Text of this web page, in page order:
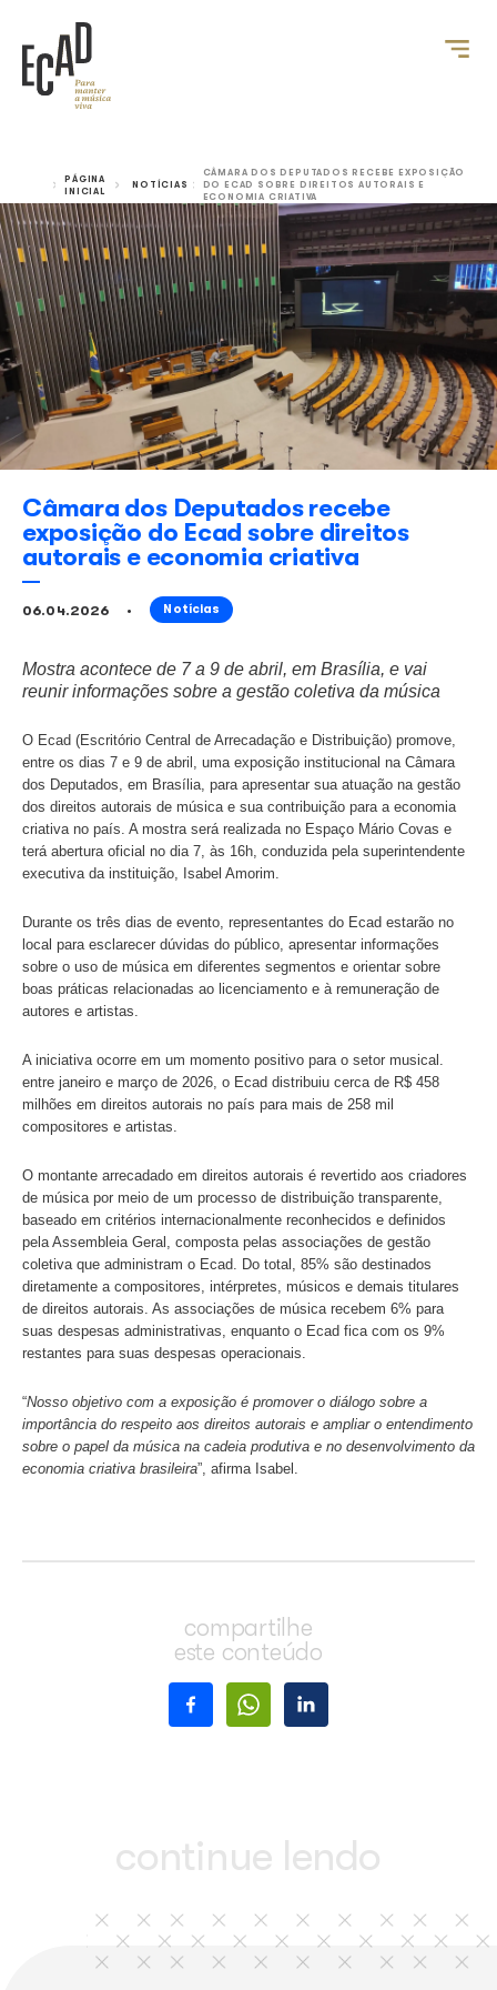
PÁGINA
INICIAL
NOTÍCIAS
CÂMARA DOS DEPUTADOS
DO ECAD SOBRE DIREITOS
ECONOMIA CRIATIVA
exposição do Ecad sobre
autorais e economia criativa
06.04.2026 Notícias
Mostra acontece de 7 a 9 de abril, em Brasília,
reunir informações sobre a gestão coletiva da
O Ecad (Escritório Central de Arrecadação e Distribuição)
entre os dias 7 e 9 de abril, uma exposição institucional
dos Deputados, em Brasília, para apresentar sua atuação
dos direitos autorais de música e sua contribuição para a
terá abertura oficial no dia 7, às 16h, conduzida pela
executiva da instituição, Isabel Amorim.
local para esclarecer dúvidas do público, apresentar
sobre o uso de música em diferentes segmentos e
boas práticas relacionadas ao licenciamento e à
autores e artistas.
A iniciativa ocorre em um momento positivo para o setor
entre janeiro e março de 2026, o Ecad distribuiu cerca de
compositores e artistas.
O montante arrecadado em direitos autorais é revertido
de direitos autorais. As associações de música recebem
suas despesas administrativas, enquanto o Ecad fica
restantes para suas despesas operacionais.
economia criativa brasileira
”, afirma Isabel.